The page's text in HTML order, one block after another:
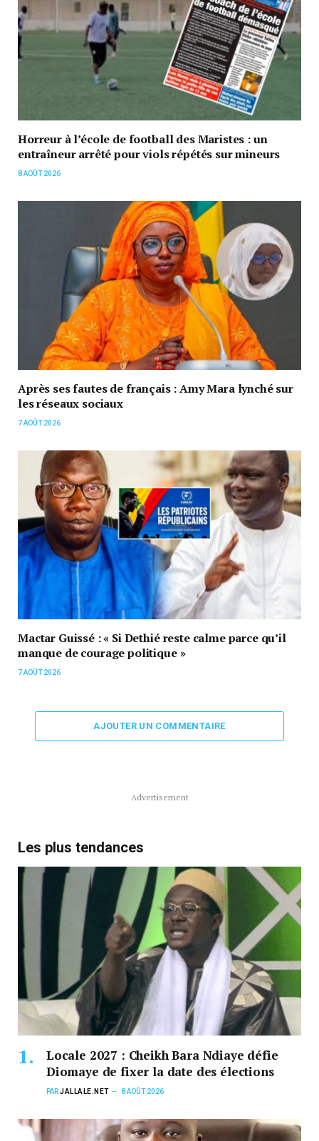
Horreur à l’école de football des Maristes : un
entraîneur arrêté pour viols répétés sur mineurs
8 AOÛT 2026
Après ses fautes de français : Amy Mara lynché sur
les réseaux sociaux
7 AOÛT 2026
Mactar Guissé : « Si Dethié reste calme parce qu’il
manque de courage politique »
7 AOÛT 2026
AJOUTER UN COMMENTAIRE
Advertisement
Les plus tendances
Locale 2027 : Cheikh Bara Ndiaye défie
Diomaye de fixer la date des élections
PARJALLALE.NET 8 AOÛT 2026